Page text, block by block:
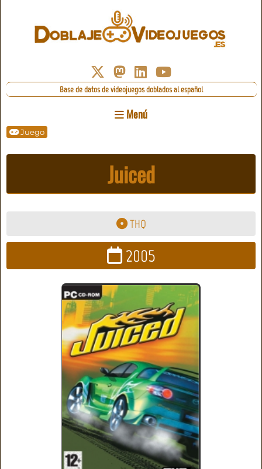
Base de datos de videojuegos doblados al español
Menú
Juego
Juiced
THQ
2005